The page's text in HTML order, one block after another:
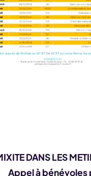
DANS LES
Appel à bénévoles